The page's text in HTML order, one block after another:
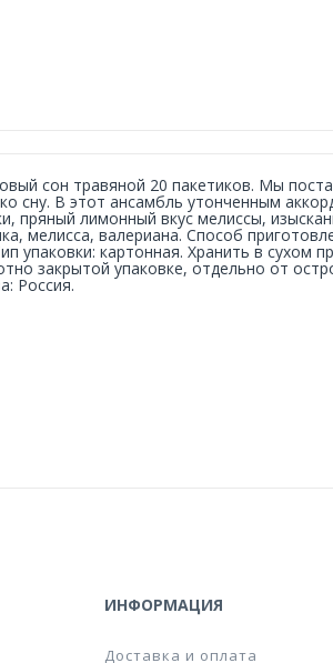
сон травяной 20 пакетиков. Мы
сну. В этот ансамбль утонченным
пряный лимонный вкус мелиссы,
мелисса, валериана. Способ
упаковки: картонная. Хранить в сухом
закрытой упаковке, отдельно от
Россия.
ИНФОРМАЦИЯ
Доставка и оплата